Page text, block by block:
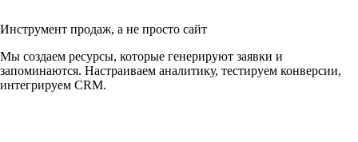
Инструмент продаж, а не просто сайт
Мы создаем ресурсы, которые генерируют заявки и
запоминаются. Настраиваем аналитику, тестируем конверсии,
интегрируем CRM.